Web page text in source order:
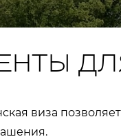
виза